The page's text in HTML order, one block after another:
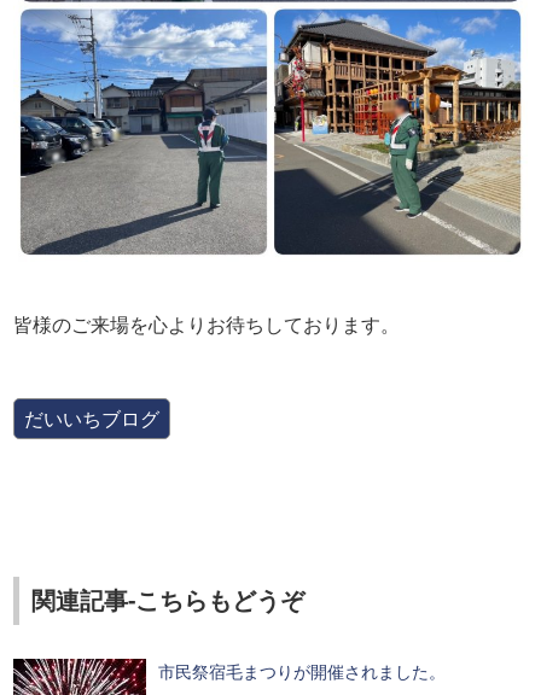
皆様のご来場を心よりお待ちしております。
だいいちブログ
関連記事-こちらもどうぞ
市民祭宿毛まつりが開催されました。